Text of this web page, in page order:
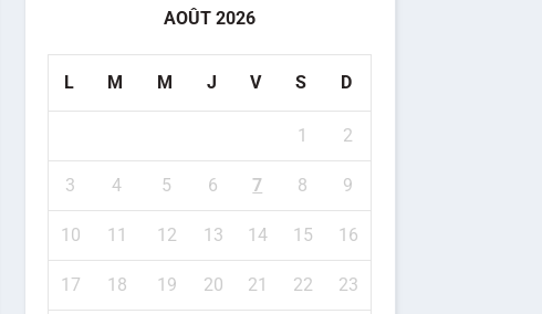
AOÛT 2026
L M M J V S D
1 2
3 4 5 6 7 8 9
10 11 12 13 14 15 16
17 18 19 20 21 22 23